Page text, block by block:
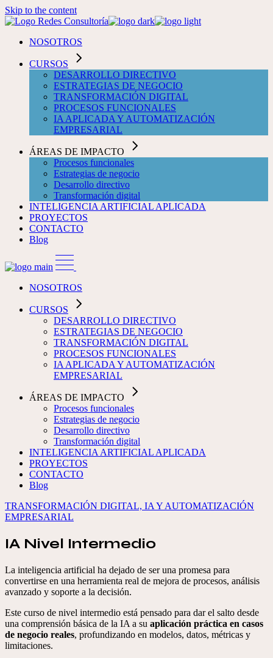
Skip to the content
NOSOTROS
CURSOS
DESARROLLO DIRECTIVO
ESTRATEGIAS DE NEGOCIO
TRANSFORMACIÓN DIGITAL
PROCESOS FUNCIONALES
IA APLICADA Y AUTOMATIZACIÓN
EMPRESARIAL
ÁREAS DE IMPACTO
Procesos funcionales
Estrategias de negocio
Desarrollo directivo
Transformación digital
INTELIGENCIA ARTIFICIAL APLICADA
PROYECTOS
CONTACTO
Blog
NOSOTROS
CURSOS
DESARROLLO DIRECTIVO
ESTRATEGIAS DE NEGOCIO
TRANSFORMACIÓN DIGITAL
PROCESOS FUNCIONALES
IA APLICADA Y AUTOMATIZACIÓN
EMPRESARIAL
ÁREAS DE IMPACTO
Procesos funcionales
Estrategias de negocio
Desarrollo directivo
Transformación digital
INTELIGENCIA ARTIFICIAL APLICADA
PROYECTOS
CONTACTO
Blog
TRANSFORMACIÓN DIGITAL, IA Y AUTOMATIZACIÓN
EMPRESARIAL
IA Nivel Intermedio
La inteligencia artificial ha dejado de ser una promesa para
convertirse en una herramienta real de mejora de procesos, análisis
avanzado y soporte a la decisión.
Este curso de nivel intermedio está pensado para dar el salto desde
una comprensión básica de la IA a su aplicación práctica en casos
de negocio reales, profundizando en modelos, datos, métricas y
limitaciones.